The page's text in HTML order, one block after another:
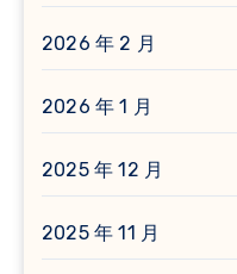
2026 年 2 月
2026 年 1 月
2025 年 12 月
2025 年 11 月